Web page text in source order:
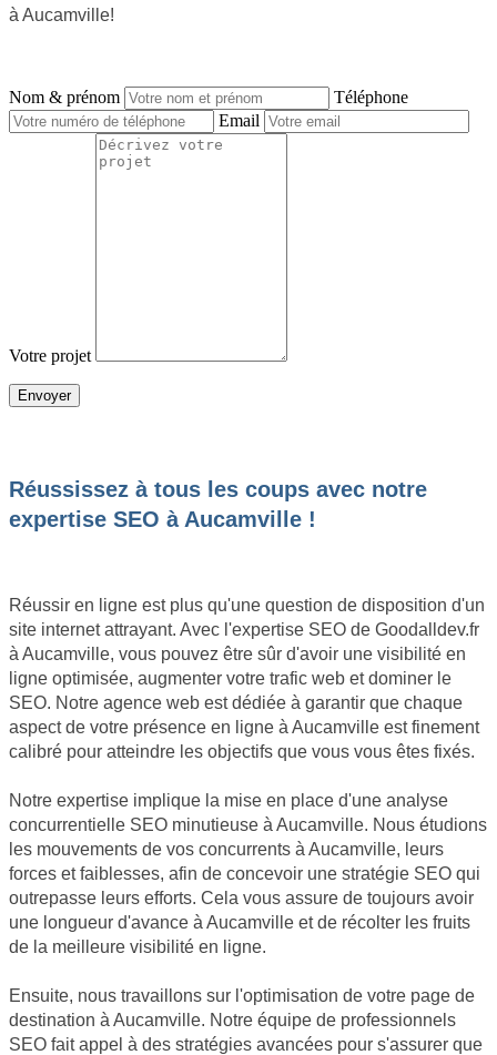
à Aucamville!
Nom & prénom
Téléphone
Email
Votre projet
Réussissez à tous les coups avec notre
expertise SEO à Aucamville !
Réussir en ligne est plus qu'une question de disposition d'un
site internet attrayant. Avec l'expertise SEO de Goodalldev.fr
à Aucamville, vous pouvez être sûr d'avoir une visibilité en
ligne optimisée, augmenter votre trafic web et dominer le
SEO. Notre agence web est dédiée à garantir que chaque
aspect de votre présence en ligne à Aucamville est finement
calibré pour atteindre les objectifs que vous vous êtes fixés.
Notre expertise implique la mise en place d'une analyse
concurrentielle SEO minutieuse à Aucamville. Nous étudions
les mouvements de vos concurrents à Aucamville, leurs
forces et faiblesses, afin de concevoir une stratégie SEO qui
outrepasse leurs efforts. Cela vous assure de toujours avoir
une longueur d'avance à Aucamville et de récolter les fruits
de la meilleure visibilité en ligne.
Ensuite, nous travaillons sur l'optimisation de votre page de
destination à Aucamville. Notre équipe de professionnels
SEO fait appel à des stratégies avancées pour s'assurer que